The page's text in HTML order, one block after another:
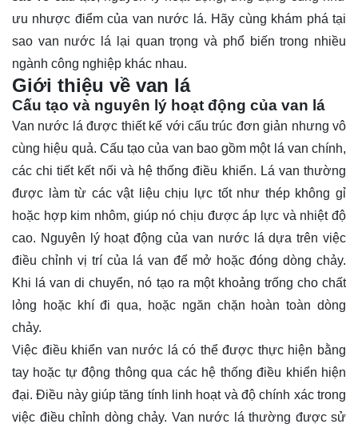
ưu nhược điểm của van nước lá. Hãy cùng khám phá tại
sao van nước lá lại quan trọng và phổ biến trong nhiều
ngành công nghiệp khác nhau.
Giới thiệu về van lá
Cấu tạo và nguyên lý hoạt động của van lá
Van nước lá được thiết kế với cấu trúc đơn giản nhưng vô
cùng hiệu quả. Cấu tạo của van bao gồm một lá van chính,
các chi tiết kết nối và hệ thống điều khiển. Lá van thường
được làm từ các vật liệu chịu lực tốt như thép không gỉ
hoặc hợp kim nhôm, giúp nó chịu được áp lực và nhiệt độ
cao. Nguyên lý hoạt động của van nước lá dựa trên việc
điều chỉnh vị trí của lá van để mở hoặc đóng dòng chảy.
Khi lá van di chuyển, nó tạo ra một khoảng trống cho chất
lỏng hoặc khí đi qua, hoặc ngăn chặn hoàn toàn dòng
chảy.
Việc điều khiển van nước lá có thể được thực hiện bằng
tay hoặc tự động thông qua các hệ thống điều khiển hiện
đại. Điều này giúp tăng tính linh hoạt và độ chính xác trong
việc điều chỉnh dòng chảy. Van nước lá thường được sử